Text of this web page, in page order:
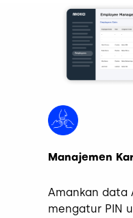
Manajemen
Amankan data
mengatur PIN